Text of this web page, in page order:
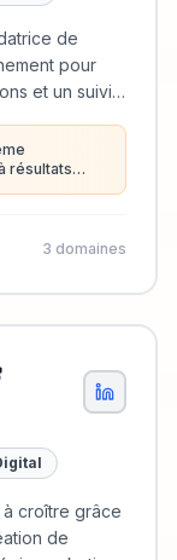
de
pour
et un suivi
résultats
3 domaines
croître grâce
de